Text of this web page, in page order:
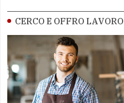
CERCO E OFFRO LAVORO